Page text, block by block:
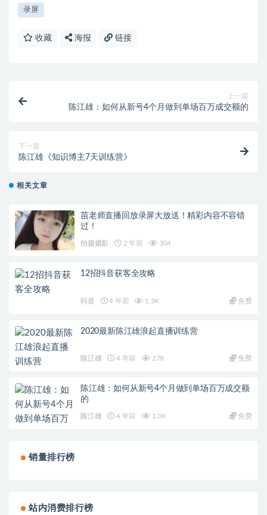
录屏
收藏 海报 链接
上一篇
陈江雄：如何从新号4个月做到单场百万成交额的
下一篇
陈江雄《知识博主7天训练营》
相关文章
苗老师直播回放录屏大放送！精彩内容不容错
过！
拍摄摄影 2 年前 304
12招抖音获客全攻略
抖音 4 年前 1.5K 免费
2020最新陈江雄浪起直播训练营
陈江雄 4 年前 278 免费
陈江雄：如何从新号4个月做到单场百万成交额
的
陈江雄 4 年前 1.3K 免费
销量排行榜
站内消费排行榜